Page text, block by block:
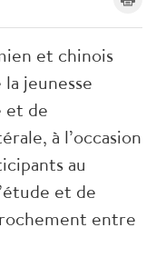
et chinois
jeunesse
et de
à l’occasion
au
et de
entre